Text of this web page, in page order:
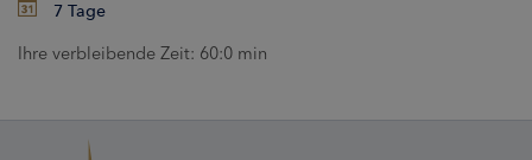
7 Tage
Ihre verbleibende Zeit: 60:0 min